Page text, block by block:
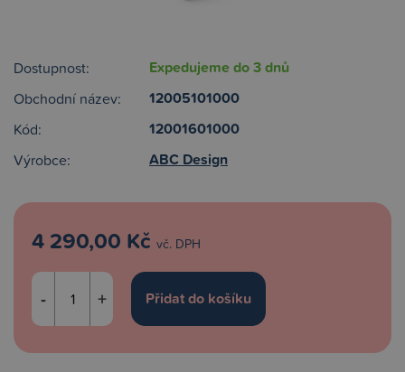
Dostupnost: Expedujeme do 3 dnů
Obchodní název: 12005101000
Kód: 12001601000
Výrobce: ABC Design
4 290,00 Kč vč. DPH
- +